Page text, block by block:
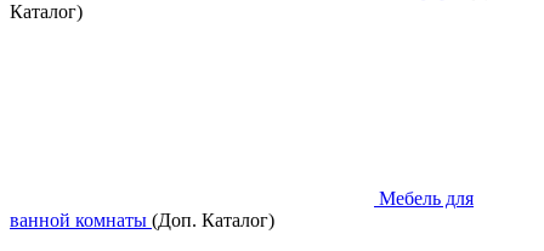
Каталог)
Мебель для
ванной комнаты (Доп. Каталог)